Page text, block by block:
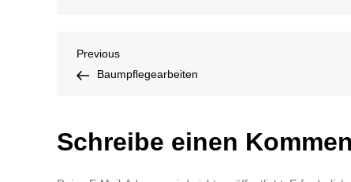
Beitragsnavigation
Previous
Post
Previous
Baumpflegearbeiten
Schreibe einen